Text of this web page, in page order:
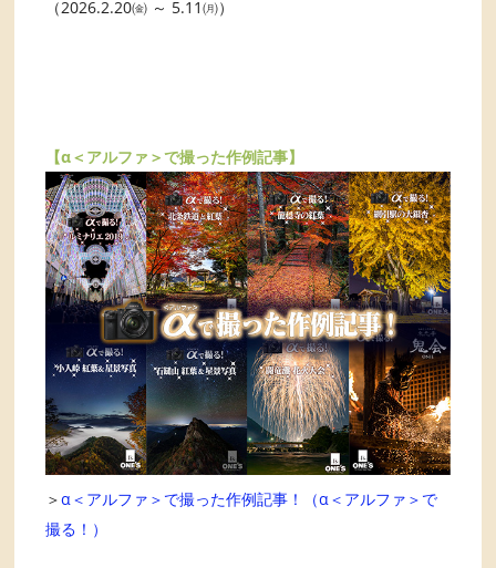
（2026.2.20㈮ ～ 5.11㈪）
【α＜アルファ＞で撮った作例記事】
＞α＜アルファ＞で撮った作例記事！（α＜アルファ＞で
撮る！）